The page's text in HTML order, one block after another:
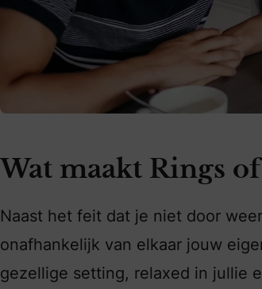
Wat maakt Rings
Naast het feit dat je niet door
onafhankelijk van elkaar jouw
gezellige setting, relaxed in jullie